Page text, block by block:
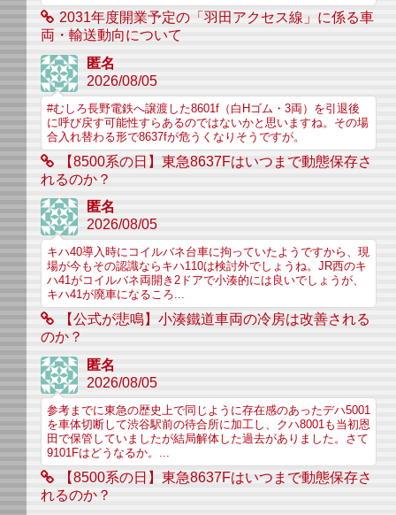
2031年度開業予定の「羽田アクセス線」に係る車
両・輸送動向について
匿名
2026/08/05
#むしろ長野電鉄へ譲渡した8601f（白Hゴム・3両）を引退後
に呼び戻す可能性すらあるのではないかと思いますね。その場
合入れ替わる形で8637fが危うくなりそうですが。
【8500系の日】東急8637Fはいつまで動態保存さ
れるのか？
匿名
2026/08/05
キハ40導入時にコイルバネ台車に拘っていたようですから、現
場が今もその認識ならキハ110は検討外でしょうね。JR西のキ
ハ41がコイルバネ両開き2ドアで小湊的には良いでしょうが、
キハ41が廃車になるころ...
【公式が悲鳴】小湊鐵道車両の冷房は改善される
のか？
匿名
2026/08/05
参考までに東急の歴史上で同じように存在感のあったデハ5001
を車体切断して渋谷駅前の待合所に加工し、クハ8001も当初恩
田で保管していましたが結局解体した過去がありました。さて
9101Fはどうなるか。...
【8500系の日】東急8637Fはいつまで動態保存さ
れるのか？